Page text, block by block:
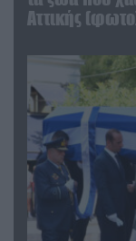
Αττικής